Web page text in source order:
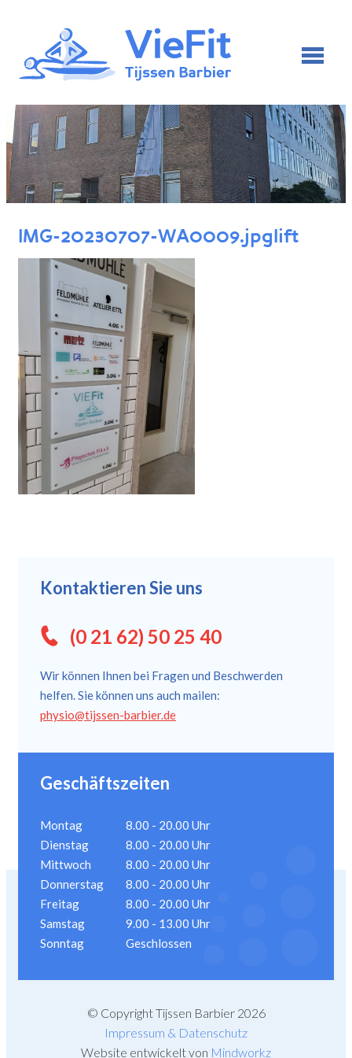
IMG-20230707-WA0009.jpglift
Kontaktieren Sie uns
(0 21 62) 50 25 40
Wir können Ihnen bei Fragen und Beschwerden
helfen. Sie können uns auch mailen:
physio@tijssen-barbier.de
Geschäftszeiten
Montag
8.00 - 20.00 Uhr
Dienstag
8.00 - 20.00 Uhr
Mittwoch
8.00 - 20.00 Uhr
Donnerstag
8.00 - 20.00 Uhr
Freitag
8.00 - 20.00 Uhr
Samstag
9.00 - 13.00 Uhr
Sonntag
Geschlossen
© Copyright Tijssen Barbier 2026
Impressum & Datenschutz
Website entwickelt von Mindworkz